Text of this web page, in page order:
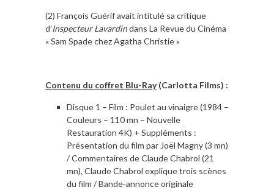
(2) François Guérif avait intitulé sa critique
d’Inspecteur Lavardindans La Revue du Cinéma
« Sam Spade chez Agatha Christie »
Contenu du coffret Blu-Ray(Carlotta Films) :
Disque 1 – Film : Poulet au vinaigre (1984 –
Couleurs – 110 mn – Nouvelle
Restauration 4K) + Suppléments :
Présentation du film par Joël Magny (3 mn)
/ Commentaires de Claude Chabrol (21
mn), Claude Chabrol explique trois scènes
du film / Bande-annonce originale